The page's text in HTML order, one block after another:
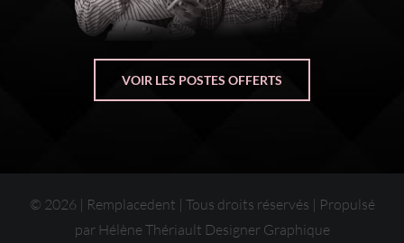
VOIR LES POSTES OFFERTS
© 2026 | Remplacedent | Tous droits réservés | Propulsé
par Hélène Thériault Designer Graphique